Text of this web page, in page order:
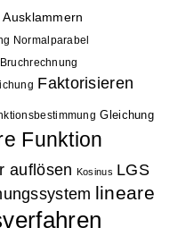
Ausklammern
Normalparabel
Bruchrechnung
Faktorisieren
Gleichung
Funktion
auflösen Kosinus LGS
lineare